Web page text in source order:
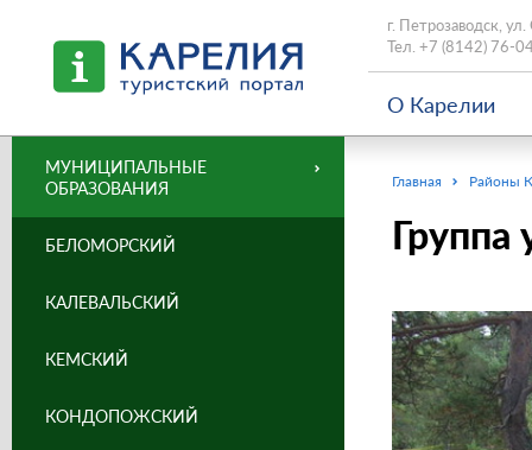
г. Петрозаводск,
Тел. +7 (8142) 76-
О Карелии
Главная Районы
Группа
МУНИЦИПАЛЬНЫЕ
ОБРАЗОВАНИЯ
БЕЛОМОРСКИЙ
КАЛЕВАЛЬСКИЙ
КЕМСКИЙ
КОНДОПОЖСКИЙ